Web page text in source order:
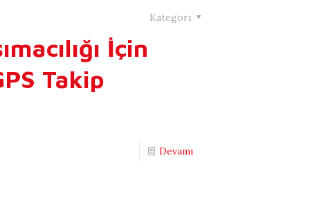
Kategori
İçin
Takip
Devamı